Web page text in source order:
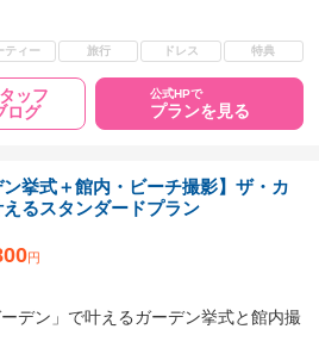
ティー 旅行 ドレス 特典
ッフ
ログ
公式HPで
プランを見る
ン挙式＋館内・ビーチ撮影】ザ・カ
るスタンダードプラン
円
デン」で叶えるガーデン挙式と館内撮